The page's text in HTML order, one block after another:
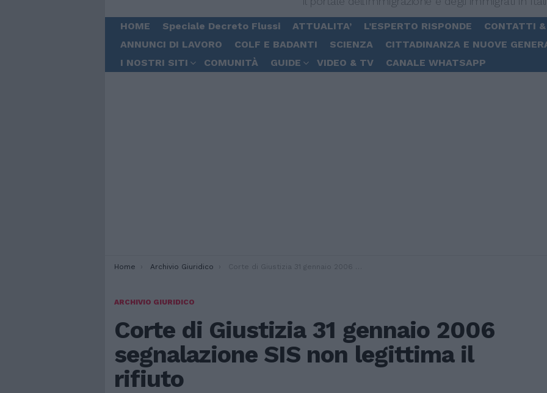
HOME Speciale Decreto Flussi ATTUALITA’ L’ESPERTO RISPONDE
CONTATTI
ANNUNCI DI LAVORO
COLF E BADANTI SCIENZA
CITTADINANZA E NUOVE
I NOSTRI SITI
COMUNITÀ GUIDE VIDEO & TV CANALE WHATSAPP
You are here:
Home Archivio Giuridico Corte di Giustizia 31 gennaio 2006 segnalazione SIS non legittima il rifiuto
ARCHIVIO GIURIDICO
Corte di Giustizia 31 gennaio 2006
segnalazione SIS non legittima il
rifiuto